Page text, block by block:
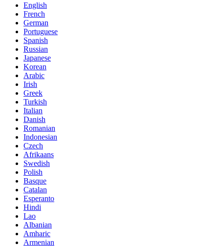
English
French
German
Portuguese
Spanish
Russian
Japanese
Korean
Arabic
Irish
Greek
Turkish
Italian
Danish
Romanian
Indonesian
Czech
Afrikaans
Swedish
Polish
Basque
Catalan
Esperanto
Hindi
Lao
Albanian
Amharic
Armenian